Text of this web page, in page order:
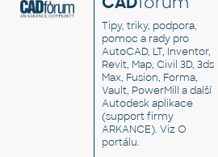
Tipy, triky, podpora,
pomoc a rady pro
AutoCAD, LT, Inventor,
Revit, Map, Civil 3D, 3ds
Max, Fusion, Forma,
Vault, PowerMill a další
Autodesk aplikace
(support firmy
ARKANCE). VizO
portálu.